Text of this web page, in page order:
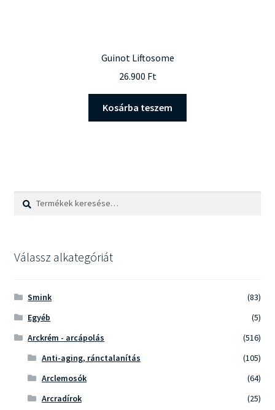
Guinot Liftosome
26.900 Ft
Kosárba teszem
Keresés
Keresés
Válassz alkategóriát
Smink
(83)
Egyéb
(5)
Arckrém - arcápolás
(516)
Anti-aging, ránctalanítás
(105)
Arclemosók
(64)
Arcradírok
(25)